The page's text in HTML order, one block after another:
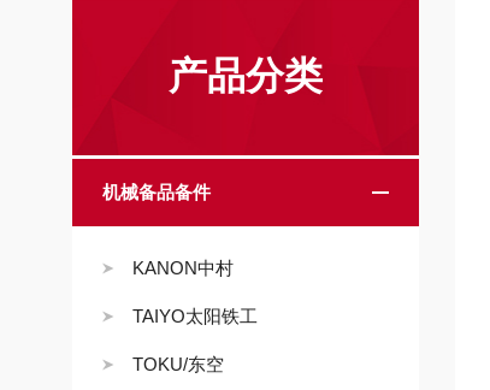
产品分类
机械备品备件
KANON中村
TAIYO太阳铁工
TOKU/东空